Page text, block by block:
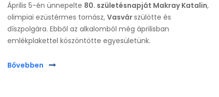
Április 5-én ünnepelte 80. születésnapját Makray Katalin,
olimpiai ezüstérmes tornász, Vasvárszülötte és
díszpolgára. Ebből az alkalomból még áprilisban
emlékplakettel köszöntötte egyesületünk.
Bővebben